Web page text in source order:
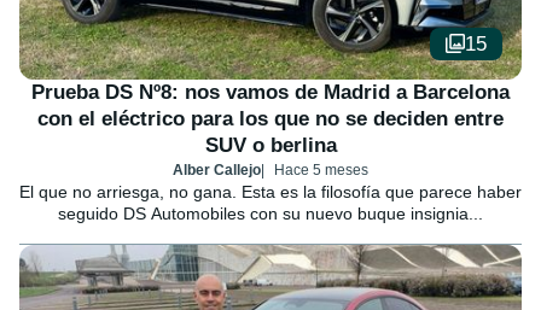
15
Prueba DS Nº8: nos vamos de Madrid a Barcelona
con el eléctrico para los que no se deciden entre
SUV o berlina
Alber Callejo Hace 5 meses
El que no arriesga, no gana. Esta es la filosofía que parece haber
seguido DS Automobiles con su nuevo buque insignia...